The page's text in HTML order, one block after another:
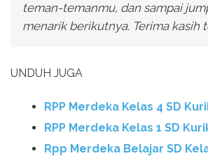
teman-temanmu, dan sampai
menarik berikutnya. Terima kasih
UNDUH JUGA
RPP Merdeka Kelas 4 SD
RPP Merdeka Kelas 1 SD
Rpp Merdeka Belajar SD